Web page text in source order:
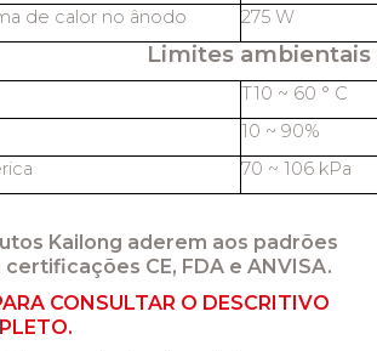
de calor no ânodo 275 W
Limites ambientais
T10 ~ 60 ° C
10 ~ 90%
70 ~ 106 kPa
Kailong aderem aos padrões
certificações CE, FDA e ANVISA.
CONSULTAR O DESCRITIVO